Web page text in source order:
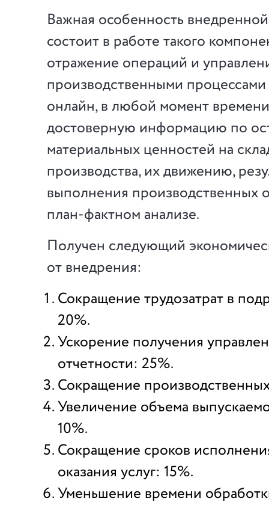
Важная особенность
состоит в работе такого
отражение операций и
производственными
онлайн, в любой момент
достоверную информацию по
материальных ценностей на
производства, их движению,
выполнения производственных
план-фактном анализе.
Получен следующий
от внедрения:
Сокращение трудозатрат в
20%.
Ускорение получения
отчетности: 25%.
Сокращение
Увеличение объема
10%.
Сокращение сроков
оказания услуг: 15%.
Уменьшение времени